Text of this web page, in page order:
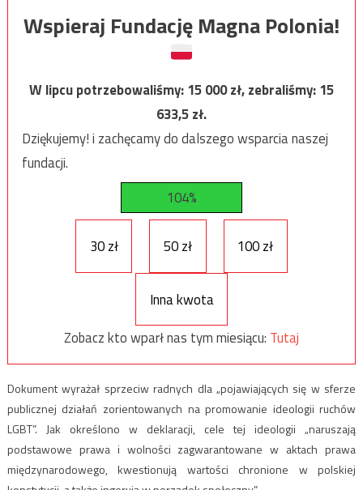
Wspieraj Fundację Magna Polonia!
W lipcu potrzebowaliśmy:15 000zł, zebraliśmy:15
633,5zł.
Dziękujemy! i zachęcamy do dalszego wsparcia naszej
fundacji.
104%
30 zł 50 zł 100 zł
Inna kwota
Zobacz kto wparł nas tym miesiącu: Tutaj
Dokument wyrażał sprzeciw radnych dla „pojawiających się w sferze
publicznej działań zorientowanych na promowanie ideologii ruchów
LGBT”. Jak określono w deklaracji, cele tej ideologii „naruszają
podstawowe prawa i wolności zagwarantowane w aktach prawa
międzynarodowego, kwestionują wartości chronione w polskiej